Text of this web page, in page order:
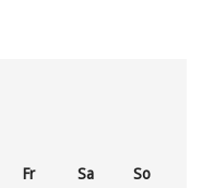
Fr Sa
So